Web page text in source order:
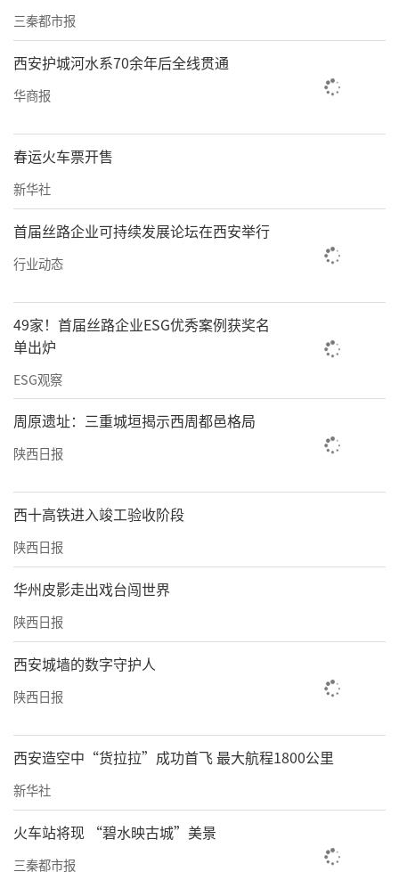
三秦都市报
西安护城河水系70余年后全线贯通
华商报
春运火车票开售
新华社
首届丝路企业可持续发展论坛在西安举行
行业动态
49家！首届丝路企业ESG优秀案例获奖名
单出炉
ESG观察
周原遗址：三重城垣揭示西周都邑格局
陕西日报
西十高铁进入竣工验收阶段
陕西日报
华州皮影走出戏台闯世界
陕西日报
西安城墙的数字守护人
陕西日报
西安造空中“货拉拉”成功首飞 最大航程1800公里
新华社
火车站将现 “碧水映古城”美景
三秦都市报